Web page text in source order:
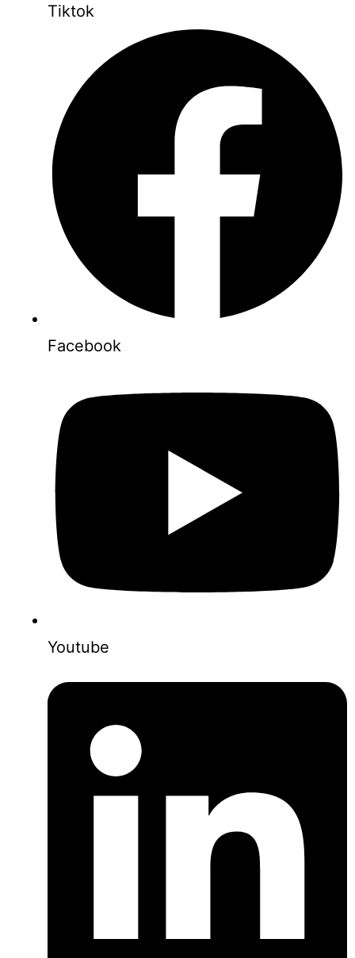
Tiktok
Facebook
Youtube